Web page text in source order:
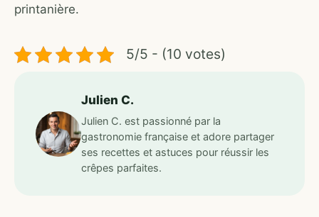
printanière.
5/5 - (10 votes)
Julien C.
Julien C. est passionné par la
gastronomie française et adore partager
ses recettes et astuces pour réussir les
crêpes parfaites.